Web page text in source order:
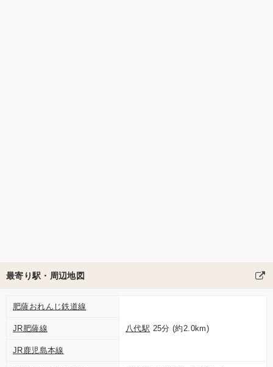
最寄り駅・周辺地図
肥薩おれんじ鉄道線
八代駅 25分 (約2.0km)
JR肥薩線
JR鹿児島本線